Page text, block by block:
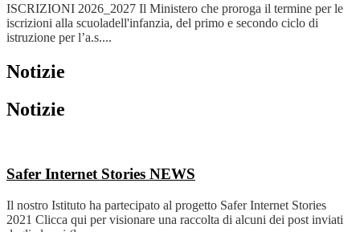
ISCRIZIONI 2026_2027 Il Ministero che proroga il termine per le
iscrizioni alla scuoladell'infanzia, del primo e secondo ciclo di
istruzione per l’a.s....
Notizie
Notizie
Safer Internet Stories NEWS
Il nostro Istituto ha partecipato al progetto Safer Internet Stories
2021 Clicca qui per visionare una raccolta di alcuni dei post inviati